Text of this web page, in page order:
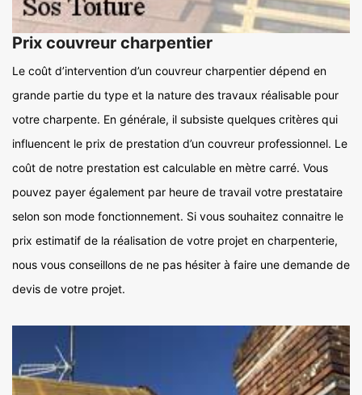
Prix couvreur charpentier
Le coût d’intervention d’un couvreur charpentier dépend en
grande partie du type et la nature des travaux réalisable pour
votre charpente. En générale, il subsiste quelques critères qui
influencent le prix de prestation d’un couvreur professionnel. Le
coût de notre prestation est calculable en mètre carré. Vous
pouvez payer également par heure de travail votre prestataire
selon son mode fonctionnement. Si vous souhaitez connaitre le
prix estimatif de la réalisation de votre projet en charpenterie,
nous vous conseillons de ne pas hésiter à faire une demande de
devis de votre projet.